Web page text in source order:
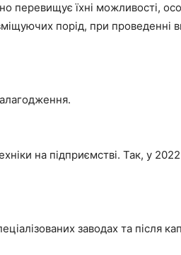
перевищує їхні можливості,
порід, при проведенні
на підприємстві. Так, у 2022
заводах та після